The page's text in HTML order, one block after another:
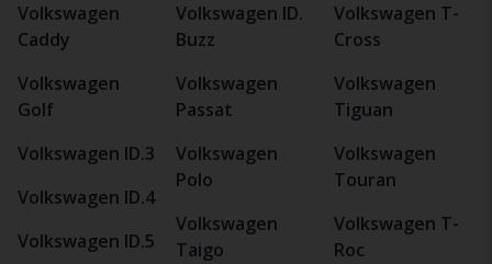
Volkswagen
Caddy
Volkswagen
Golf
Volkswagen ID.3
Volkswagen ID.4
Volkswagen ID.5
Volkswagen ID.
Buzz
Volkswagen
Passat
Volkswagen
Polo
Volkswagen
Taigo
Volkswagen T-
Cross
Volkswagen
Tiguan
Volkswagen
Touran
Volkswagen T-
Roc